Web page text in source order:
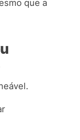
que a